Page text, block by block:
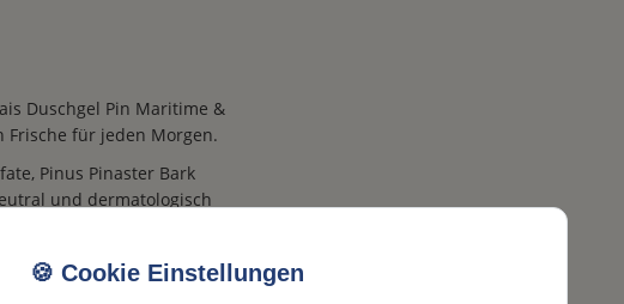
Duschgel Pin Maritime &
Frische für jeden Morgen.
Pinus Pinaster Bark
und dermatologisch
92130 Issy-les-
Pflege aus dem Süden.